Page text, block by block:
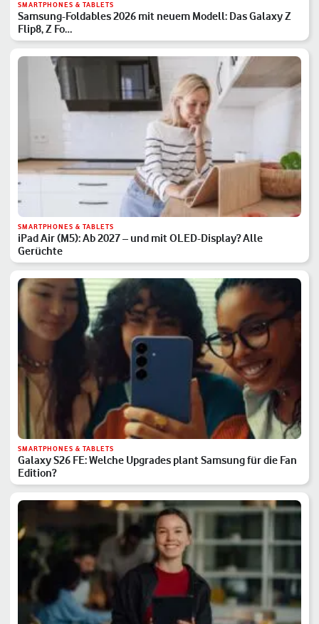
SMARTPHONES & TABLETS
Samsung-Foldables 2026 mit neuem Modell: Das Galaxy Z
Flip8, Z Fo…
SMARTPHONES & TABLETS
iPad Air (M5): Ab 2027 – und mit OLED-Display? Alle
Gerüchte
SMARTPHONES & TABLETS
Galaxy S26 FE: Welche Upgrades plant Samsung für die Fan
Edition?